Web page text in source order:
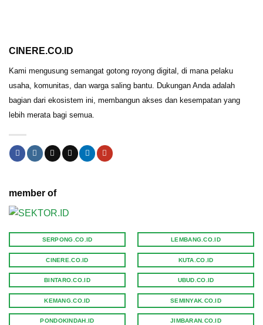
CINERE.CO.ID
Kami mengusung semangat gotong royong digital, di mana pelaku
usaha, komunitas, dan warga saling bantu. Dukungan Anda adalah
bagian dari ekosistem ini, membangun akses dan kesempatan yang
lebih merata bagi semua.
member of
SERPONG.CO.ID
CINERE.CO.ID
BINTARO.CO.ID
KEMANG.CO.ID
PONDOKINDAH.ID
LEMBANG.CO.ID
KUTA.CO.ID
UBUD.CO.ID
SEMINYAK.CO.ID
JIMBARAN.CO.ID